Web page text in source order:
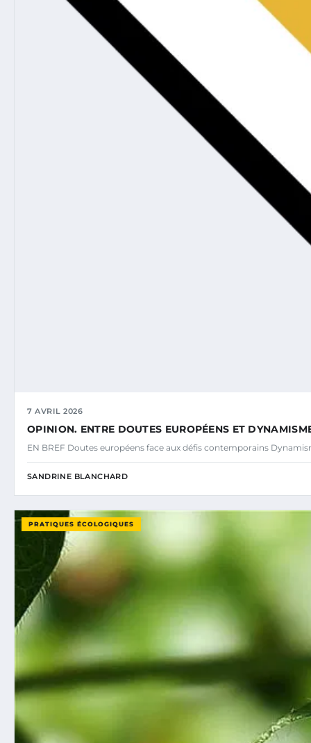
7 AVRIL 2026
OPINION. ENTRE DOUTES EUROPÉENS ET
EN BREF Doutes européens face aux défis contemporains
SANDRINE BLANCHARD
PRATIQUES ÉCOLOGIQUES